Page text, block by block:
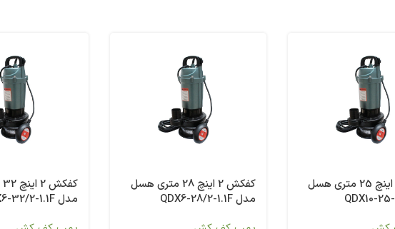
کفکش 2 اینچ 25 متری هسل
کفکش 2 اینچ 28 متری هسل
مدل QDX6-28/2-1.1F
مدل QDX6-32/2-1.1F